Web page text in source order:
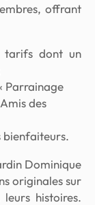
offrant
tarifs dont un
Parrainage
des
bienfaiteurs.
Dominique
originales sur
histoires.